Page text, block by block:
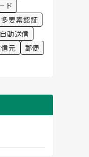
ド
多要素認証
自動送信
元
郵便